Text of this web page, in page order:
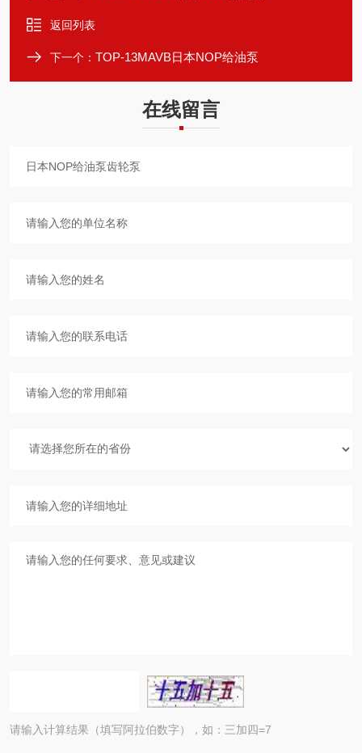
返回列表
下一个： TOP-13MAVB日本NOP给油泵
在线留言
请输入计算结果（填写阿拉伯数字），如：三加四=7